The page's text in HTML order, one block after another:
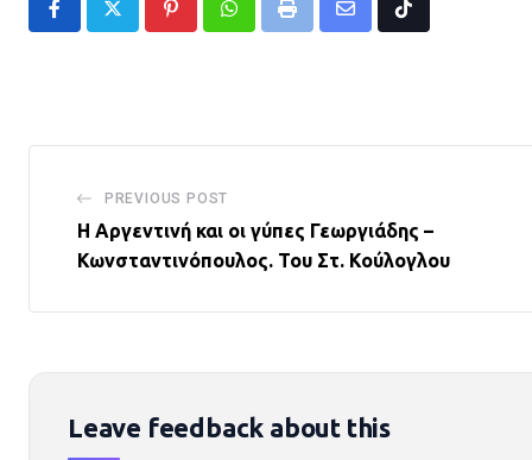
PinterestWhatsappPrint
Share
Tiktok
PREVIOUS POST
Η Αργεντινή και οι γύπες Γεωργιάδης –
Κωνσταντινόπουλος. Του Στ. Κούλογλου
Leave feedback about this